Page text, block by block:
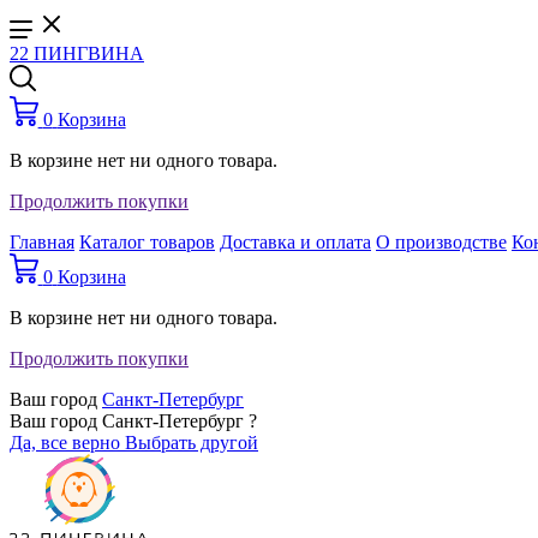
22 ПИНГВИНА
0 Корзина
В корзине нет ни одного товара.
Продолжить покупки
Главная Каталог товаров Доставка и оплата О производстве
0 Корзина
В корзине нет ни одного товара.
Продолжить покупки
Ваш город Санкт-Петербург
Ваш город Санкт-Петербург ?
Да, все верно Выбрать другой